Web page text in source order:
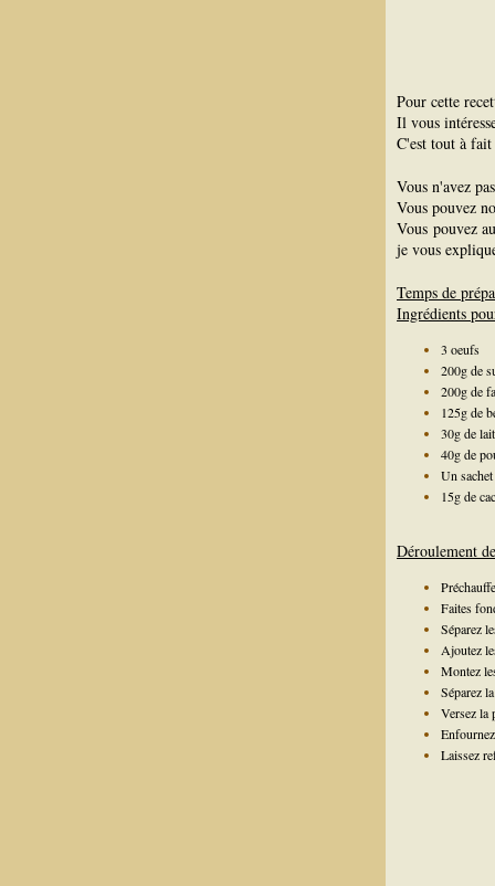
Pour cette
Il vous
C'est tout à
Vous n'avez
Vous pouvez
Vous pouvez
je vous
Temps de
Ingrédients
3 oeufs
200g de
200g de
125g de
30g de lait
40g de
Un
15g de
Déroulement
Faites
Séparez
Ajoutez
Montez
Séparez
Versez la
Laissez